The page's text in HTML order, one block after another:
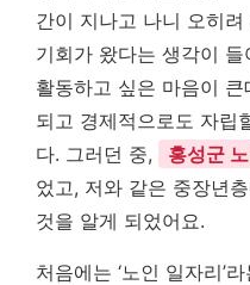
간이 지나고 나니 오히
기회가 왔다는 생각이
활동하고 싶은 마음이
되고 경제적으로도 자립
다. 그러던 중,
홍성군
었고, 저와 같은 중장년
것을 알게 되었어요.
처음에는 ‘노인 일자리’